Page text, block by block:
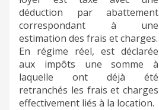
déduction par abattement
correspondant à une
estimation des frais et charges.
En régime réel, est déclarée
aux impôts une somme à
laquelle ont déjà été
retranchés les frais et charges
effectivement liés à la location.